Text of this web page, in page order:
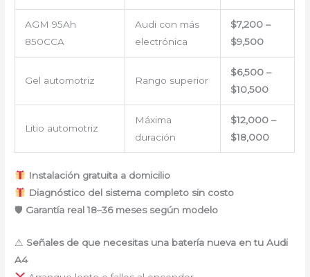
AGM 95Ah
850CCA
Audi con más
electrónica
$7,200 –
$9,500
Gel automotriz Rango superior
$6,500 –
$10,500
Litio automotriz
Máxima
duración
$12,000 –
$18,000
Instalación gratuita a domicilio
Diagnóstico del sistema completo sin costo
🛡 Garantía real 18–36 meses según modelo
⚠ Señales de que necesitas una batería nueva en tu Audi
A4